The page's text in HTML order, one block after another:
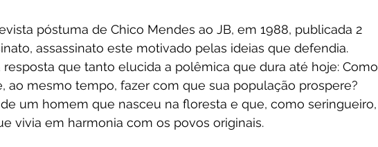
póstuma de Chico Mendes ao JB, em 1988, publicada 2
assassinato este motivado pelas ideias que defendia.
resposta que tanto elucida a polêmica que dura até hoje: Como
ao mesmo tempo, fazer com que sua população prospere?
um homem que nasceu na floresta e que, como seringueiro,
vivia em harmonia com os povos originais.